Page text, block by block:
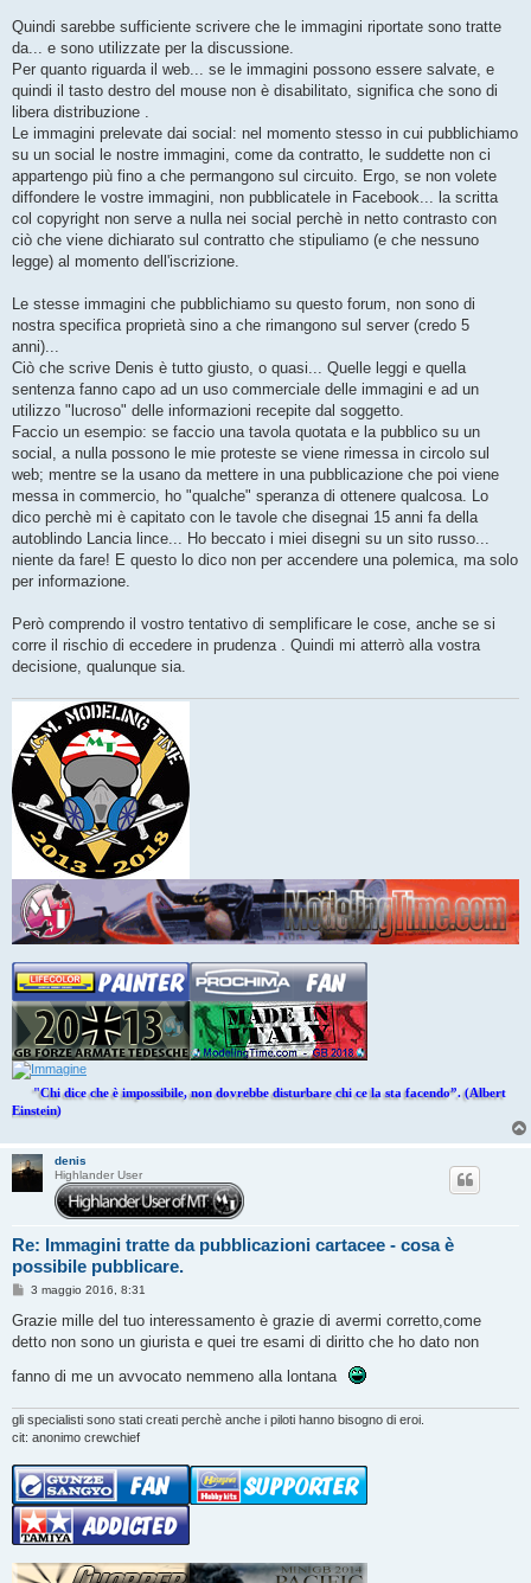
Quindi sarebbe sufficiente scrivere che le immagini riportate sono tratte
da... e sono utilizzate per la discussione.
Per quanto riguarda il web... se le immagini possono essere salvate, e
quindi il tasto destro del mouse non è disabilitato, significa che sono di
libera distribuzione .
Le immagini prelevate dai social: nel momento stesso in cui pubblichiamo
su un social le nostre immagini, come da contratto, le suddette non ci
appartengo più fino a che permangono sul circuito. Ergo, se non volete
diffondere le vostre immagini, non pubblicatele in Facebook... la scritta
col copyright non serve a nulla nei social perchè in netto contrasto con
ciò che viene dichiarato sul contratto che stipuliamo (e che nessuno
legge) al momento dell'iscrizione.
Le stesse immagini che pubblichiamo su questo forum, non sono di
nostra specifica proprietà sino a che rimangono sul server (credo 5
anni)...
Ciò che scrive Denis è tutto giusto, o quasi... Quelle leggi e quella
sentenza fanno capo ad un uso commerciale delle immagini e ad un
utilizzo "lucroso" delle informazioni recepite dal soggetto.
Faccio un esempio: se faccio una tavola quotata e la pubblico su un
social, a nulla possono le mie proteste se viene rimessa in circolo sul
web; mentre se la usano da mettere in una pubblicazione che poi viene
messa in commercio, ho "qualche" speranza di ottenere qualcosa. Lo
dico perchè mi è capitato con le tavole che disegnai 15 anni fa della
autoblindo Lancia lince... Ho beccato i miei disegni su un sito russo...
niente da fare! E questo lo dico non per accendere una polemica, ma solo
per informazione.
Però comprendo il vostro tentativo di semplificare le cose, anche se si
corre il rischio di eccedere in prudenza . Quindi mi atterrò alla vostra
decisione, qualunque sia.
"Chi dice che è impossibile, non dovrebbe disturbare chi ce la sta facendo”. (Albert
Einstein)
denis
Highlander User
Re: Immagini tratte da pubblicazioni cartacee - cosa è
possibile pubblicare.
M
s
a
g
3 maggio 2016, 8:31
Grazie mille del tuo interessamento è grazie di avermi corretto,come
detto non sono un giurista e quei tre esami di diritto che ho dato non
fanno di me un avvocato nemmeno alla lontana
gli specialisti sono stati creati perchè anche i piloti hanno bisogno di eroi.
cit: anonimo crewchief